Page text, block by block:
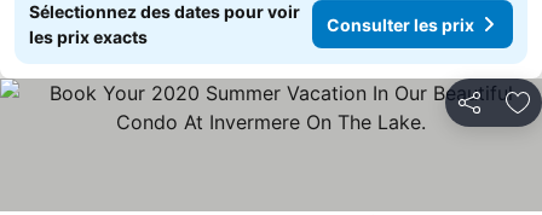
Sélectionnez des dates pour voir
les prix exacts
Consulter les prix
Partager